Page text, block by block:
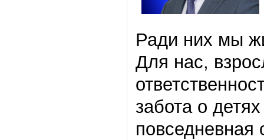
Ради них мы
Для нас,
забота о
повседневная